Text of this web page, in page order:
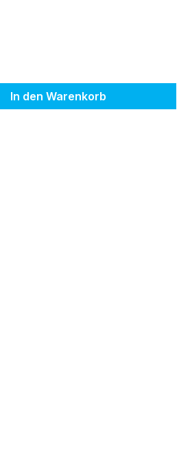
gewünschten Wert
In den Warenkorb